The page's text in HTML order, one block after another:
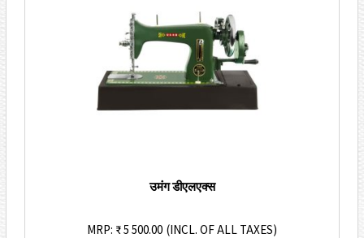
उमंग डीएलएक्स
MRP: ₹ 5 500.00 (INCL. OF ALL TAXES)